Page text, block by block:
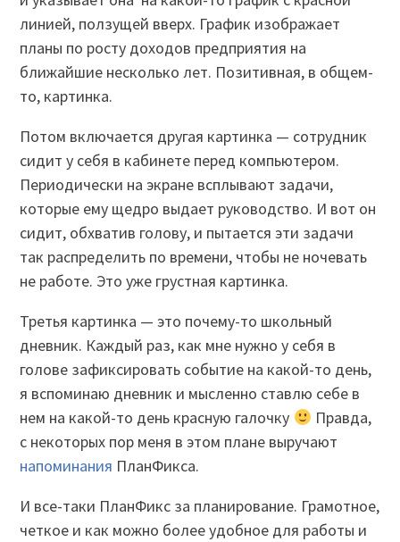
линией, ползущей вверх. График изображает
планы по росту доходов предприятия на
ближайшие несколько лет. Позитивная, в общем-
то, картинка.
Потом включается другая картинка — сотрудник
сидит у себя в кабинете перед компьютером.
Периодически на экране всплывают задачи,
которые ему щедро выдает руководство. И вот он
сидит, обхватив голову, и пытается эти задачи
так распределить по времени, чтобы не ночевать
не работе. Это уже грустная картинка.
Третья картинка — это почему-то школьный
дневник. Каждый раз, как мне нужно у себя в
голове зафиксировать событие на какой-то день,
я вспоминаю дневник и мысленно ставлю себе в
нем на какой-то день красную галочку
Правда,
с некоторых пор меня в этом плане выручают
напоминания ПланФикса.
И все-таки ПланФикс за планирование. Грамотное,
четкое и как можно более удобное для работы и